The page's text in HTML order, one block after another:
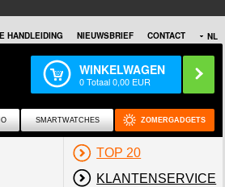
NL
HANDLEIDING NIEUWSBRIEF CONTACT
WINKELWAGEN
0Totaal0,00 EUR
SMARTWATCHES ZOMERGADGETS
TOP 20
KLANTENSERVICE